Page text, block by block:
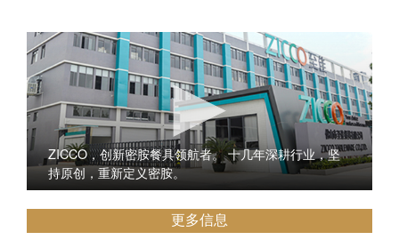
ZICCO，创新密胺餐具领航者。 十几年深耕行业，坚
持原创，重新定义密胺。
更多信息